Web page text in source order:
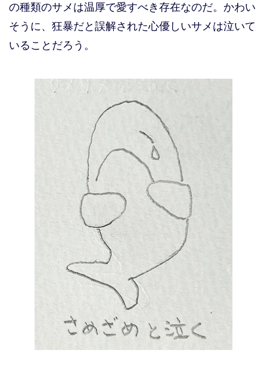
の種類のサメは温厚で愛すべき存在なのだ。かわい
そうに、狂暴だと誤解された心優しいサメは泣いて
いることだろう。